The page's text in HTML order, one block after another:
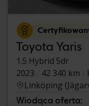
Toyota Yaris
1.5 Hybrid 5dr
2023
42 340 km
Linköping
Wiodąca oferta: